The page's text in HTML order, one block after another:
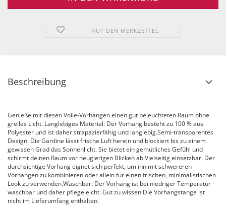
AUF DEN MERKZETTEL
Beschreibung
Genieße mit diesen Voile-Vorhängen einen gut beleuchteten Raum ohne
grelles Licht. Langlebiges Material: Der Vorhang besteht zu 100 % aus
Polyester und ist daher strapazierfähig und langlebig.Semi-transparentes
Design: Die Gardine lässt frische Luft herein und blockiert bis zu einem
gewissen Grad das Sonnenlicht. Sie bietet ein gemütliches Gefühl und
schirmt deinen Raum vor neugierigen Blicken ab.Vielseitig einsetzbar: Der
durchsichtige Vorhang eignet sich perfekt, um ihn mit schwereren
Vorhängen zu kombinieren oder allein für einen frischen, minimalistischen
Look zu verwenden.Waschbar: Der Vorhang ist bei niedriger Temperatur
waschbar und daher pflegeleicht. Gut zu wissen:Die Vorhangstange ist
nicht im Lieferumfang enthalten.